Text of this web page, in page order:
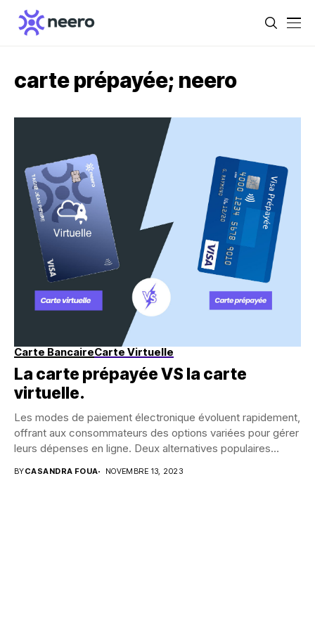
carte prépayée; neero
Carte BancaireCarte Virtuelle
La carte prépayée VS la carte
virtuelle.
Les modes de paiement électronique évoluent rapidement,
offrant aux consommateurs des options variées pour gérer
leurs dépenses en ligne. Deux alternatives populaires
BYCASANDRA FOUA NOVEMBRE 13, 2023